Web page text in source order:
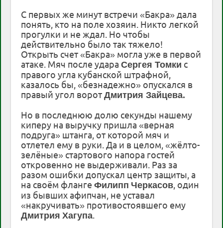
С первых же минут встречи «Бакра» дала
понять, кто на поле хозяин. Никто легкой
прогулки и не ждал. Но чтобы
действительно было так тяжело!
Открыть счет «Бакра» могла уже в первой
атаке. Мяч после удараСергея Томки с
правого угла кубанской штрафной,
казалось бы, «безнадежно» опускался в
правый угол ворот Дмитрия Зайцева.
Но в последнюю долю секунды нашему
киперу на выручку пришла «верная
подруга» штанга, от которой мяч и
отлетел ему в руки. Да и в целом, «жёлто-
зелёные» стартового напора гостей
откровенно не выдерживали. Раз за
разом ошибки допускал центр защиты, а
на своём флангеФилипп Черкасов , один
из бывших афипчан, не уставал
«накручивать» противостоявшего ему
Дмитрия Хагупа